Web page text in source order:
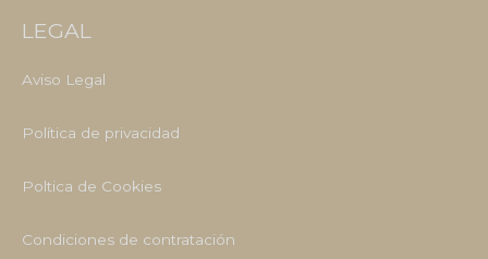
LEGAL
Aviso Legal
Política de privacidad
Poltica de Cookies
Condiciones de contratación